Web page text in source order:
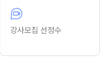
강사모집 선정수